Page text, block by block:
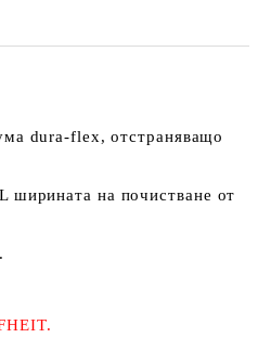
dura-flex, отстраняващо
ширината на почистване от